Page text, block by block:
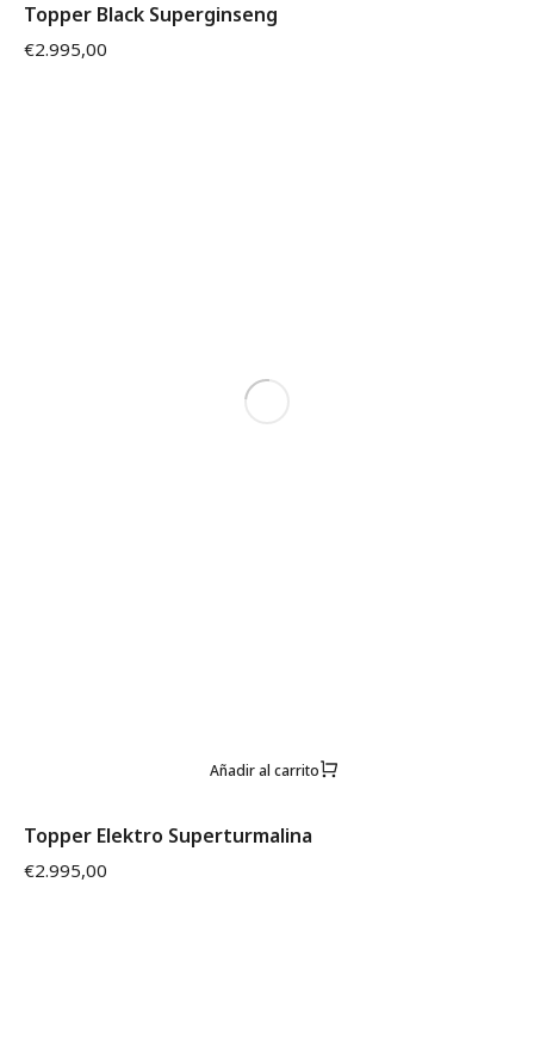
Topper Black Superginseng
€2.995,00
Añadir al carrito
Topper Elektro Superturmalina
€2.995,00